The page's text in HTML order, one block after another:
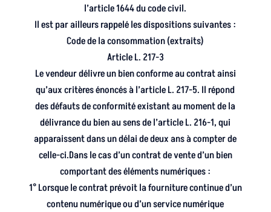
l’article 1644 du code civil.
Il est par ailleurs rappelé les dispositions suivantes :
Code de la consommation (extraits)
Article L. 217-3
Le vendeur délivre un bien conforme au contrat ainsi
qu’aux critères énoncés à l’article L. 217-5. Il répond
des défauts de conformité existant au moment de la
délivrance du bien au sens de l’article L. 216-1, qui
apparaissent dans un délai de deux ans à compter de
celle-ci.Dans le cas d’un contrat de vente d’un bien
comportant des éléments numériques :
1° Lorsque le contrat prévoit la fourniture continue d’un
contenu numérique ou d’un service numérique